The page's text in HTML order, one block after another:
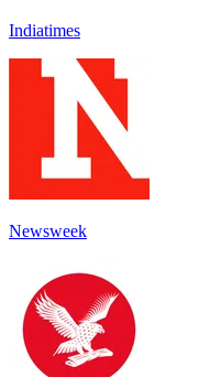
Indiatimes
Newsweek